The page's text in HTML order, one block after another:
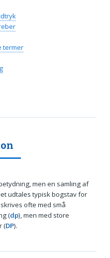
men en samling af
udtales typisk bogstav for
ofte med små
(dp), men med store
(DP).
termer